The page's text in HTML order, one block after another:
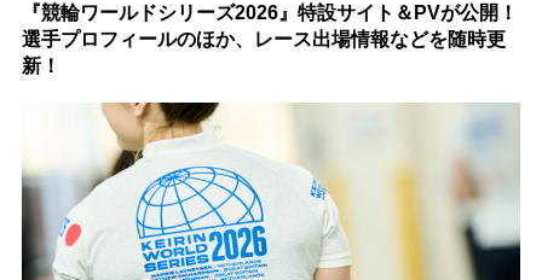
『競輪ワールドシリーズ2026』特設サイト＆PVが公開！
選手プロフィールのほか、レース出場情報などを随時更
新！